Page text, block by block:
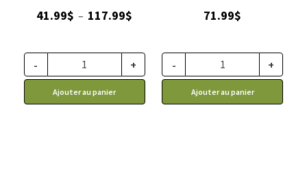
41.99$ – 117.99$
41.99$
à
- +
Ajouter au panier
71.99$
- +
Ajouter au panier